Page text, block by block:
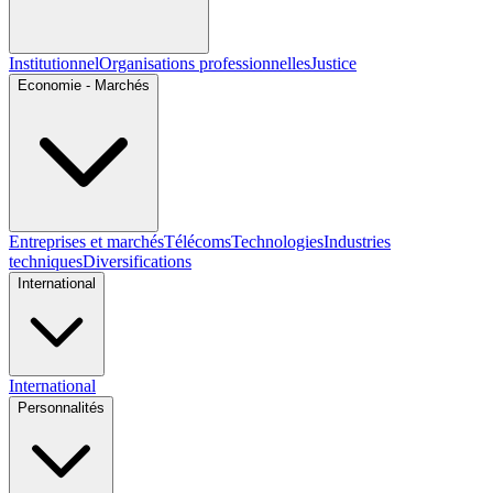
InstitutionnelOrganisations professionnellesJustice
Economie - Marchés
Entreprises et marchésTélécomsTechnologiesIndustries
techniquesDiversifications
International
International
Personnalités